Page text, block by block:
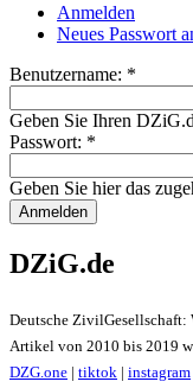
Anmelden
Neues Passwort
Benutzername: *
Geben Sie Ihren
Passwort: *
Geben Sie hier das
DZiG.de
Deutsche
Artikel von 2010 bis 2019
DZG.one | tiktok | instagram